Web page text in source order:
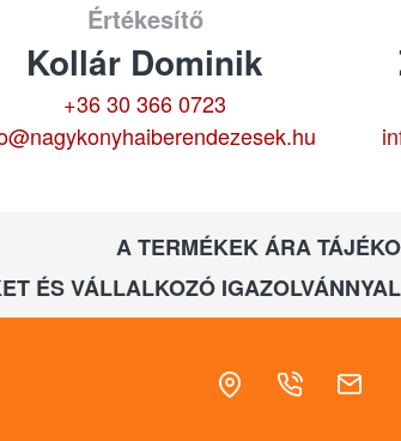
Értékesítő
Kollár Dominik
+36 30 366 0723
A TERMÉKEK ÁRA
ÉS VÁLLALKOZÓ